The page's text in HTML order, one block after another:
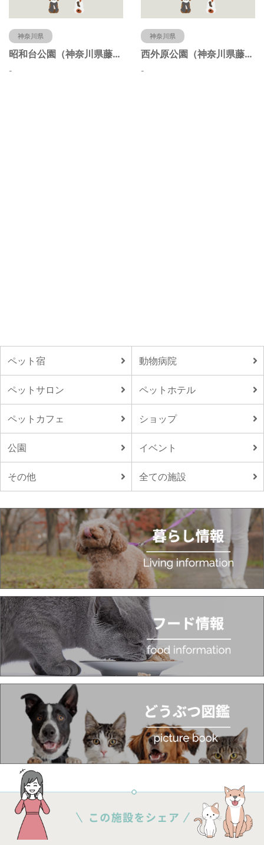
神奈川県
昭和台公園（神奈川県藤沢市）
-
神奈川県
西外原公園（神奈川県藤沢市）
-
ペット宿 動物病院
ペットサロン ペットホテル
ペットカフェ ショップ
公園 イベント
その他 全ての施設